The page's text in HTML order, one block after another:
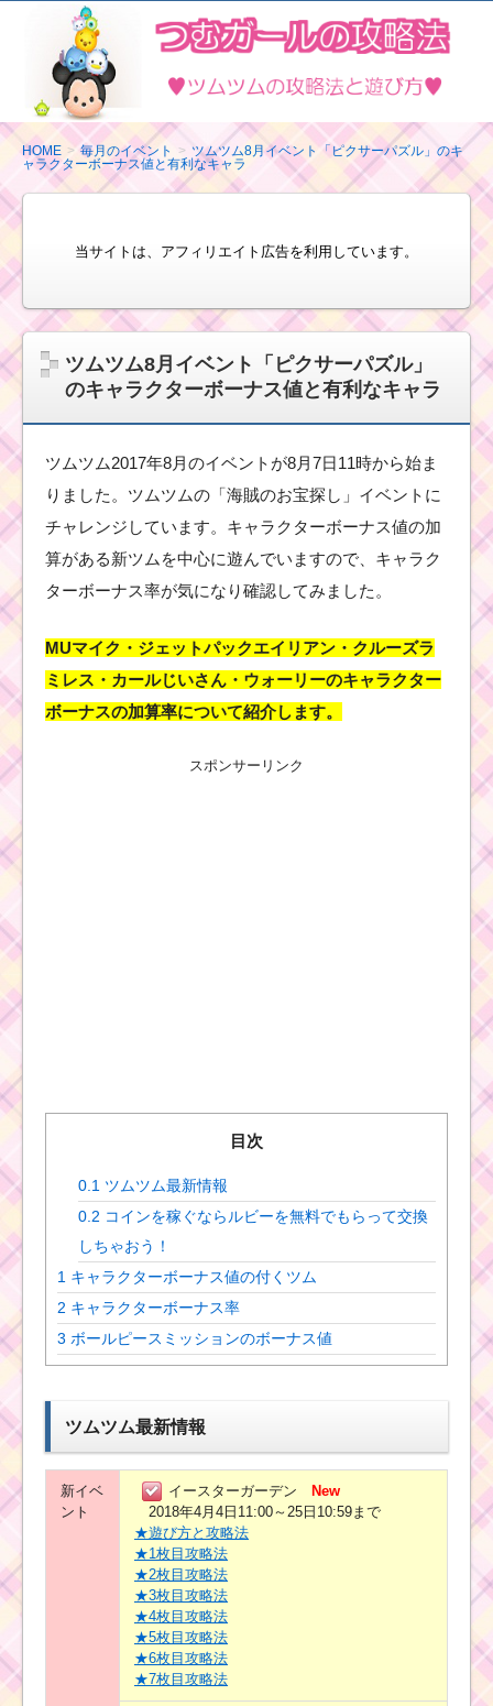
ム
ツ
ム
の
攻
略
び
方
HOME 毎月のイベント
ツムツム8月イベント「ピクサーパズル」のキ
ャラクターボーナス値と有利なキャラ
当サイトは、アフィリエイト広告を利用しています。
ツムツム8月イベント「ピクサーパズル」
のキャラクターボーナス値と有利なキャラ
ツムツム2017年8月のイベントが8月7日11時から始ま
りました。ツムツムの「海賊のお宝探し」イベントに
チャレンジしています。キャラクターボーナス値の加
算がある新ツムを中心に遊んでいますので、キャラク
ターボーナス率が気になり確認してみました。
MUマイク・ジェットパックエイリアン・クルーズラ
ミレス・カールじいさん・ウォーリーのキャラクター
ボーナスの加算率について紹介します。
スポンサーリンク
目次
0.1 ツムツム最新情報
0.2 コインを稼ぐならルビーを無料でもらって交換
しちゃおう！
1 キャラクターボーナス値の付くツム
2 キャラクターボーナス率
3 ボールピースミッションのボーナス値
ツムツム最新情報
新イベ
ント
イースターガーデン New
2018年4月4日11:00～25日10:59まで
★遊び方と攻略法
★1枚目攻略法
★2枚目攻略法
★3枚目攻略法
★4枚目攻略法
★5枚目攻略法
★6枚目攻略法
★7枚目攻略法